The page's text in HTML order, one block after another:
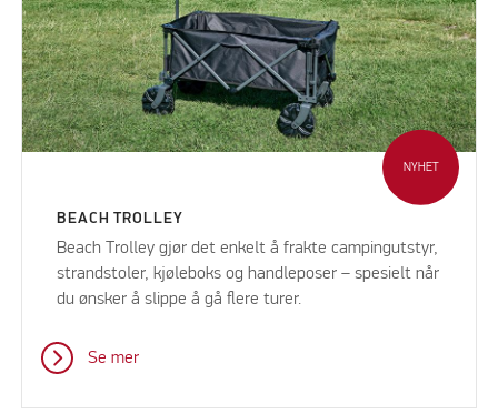
NYHET
BEACH TROLLEY
Beach Trolley gjør det enkelt å frakte campingutstyr,
strandstoler, kjøleboks og handleposer – spesielt når
du ønsker å slippe å gå flere turer.
Se mer